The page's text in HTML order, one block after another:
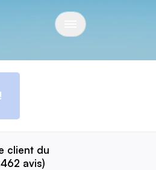
client du
avis)